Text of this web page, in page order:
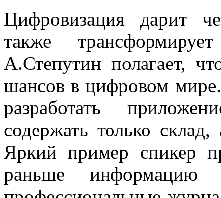
Цифровизация дарит
также
А.Степутин полагает,
шансов в цифровом
разработать
содержать только
Яркий пример спикер
раньше информацию